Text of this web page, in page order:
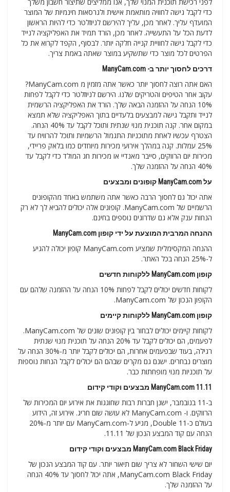
כדי לקבל גישה לחוויה מותאמת אישית ולגרסאות חינמיות של המוצר
המועדף עליך. לאחר מכן, עליך להירשם לניוזלטר כדי להיות הראשון
לדעת הכל על התעשייה. לאחר מכן, הורד תמיד את האפליקציה לנייד
כדי לקבל גישה לחוויית קנייה חלקה יותר. לבסוף, הקפד לקרוא את כל
הפרטים לכל מוצר כדי שתשקיע במוצר שאתה באמת צריך.
דרכים לחסוך יותר ב- ManyCam.com
האם אתה רוצה לחסוך יותר כאשר אתה מזמין מ ManyCam.com?
עקוב אחר הטיפים והטריקים שלנו. הירשם לניוזלטר כדי לקבל לפחות
10% הנחה על ההזמנה הבאה שלך. הורד את האפליקציה הרשמית
לנייד ותקבל גישה למבצעים בלעדיים בתוך האפליקציה שלא תמצא
במקום אחר. קנה תוכנית מנוי שנתית ותוכל לקבל עד 40% הנחה.
הצטרף עכשיו לאחת מתוכניות התגמול הרשמיות ותוכל להרוויח עד
25% עמלות. קנה במהלך אירועי מכירות מיוחדים כמו בלאק פריידי,
מכירות יום הרווקים, סייבר מאנדיי או מכירות חג המולד כדי לקבל עד
40% הנחה על ההזמנה שלך.
על ManyCam.com קופונים ומבצעים
אתה יכול גם לחסוך הרבה כאשר אתה משתמש באחד מהקופונים
הרשמיים של ManyCam.com. קופונים אלה יכולים להביא לך לא רק
הנחות ענק אלא גם שדרוגים נוספים בחינם.
ההנחה המרבית המוצעת על ידי קופון ManyCam.com
ההנחה המקסימלית שמציע ManyCam.com קופון יכולה להגיע
ל-25% הנחה בכל האתר.
קופון ManyCam.com ללקוחות חדשים
לקוחות חדשים יכולים לקבל לפחות 10% הנחה על ההזמנה שלהם עם
הקופון הנכון של ManyCam.com.
קופון ManyCam.com ללקוחות קיימים
לקוחות קיימים יכולים לבחור בין קופונים שונים של ManyCam.com.
לפעמים, הם יכולים לקבל עד 20% הנחה על תוכנית מנוי שנתית
רגילה, בעוד שבפעמים אחרות, הם יכולים לקבל יותר מ-30% הנחה על
מוצרים נבחרים. ישנם גם מקרים שבהם הם יכולים לקבל הנחות נוספות
על תוכניות מנוי מופחתות כבר.
ManyCam.com 11.11 מבצעים וקודי קידום
ב-11 בנובמבר, ישנן חברות רבות שחוגגות את אירוע יום המכירות של
הרווקים. ו- ManyCam.com לא עושה שום חריג. אירוע זה, הידוע
בעולם כ-Double 11, מגיע ל-ManyCam.com עם יותר מ-20%
הנחה עם קוד המבצע הנכון של 11.11.
ManyCam.com Black Friday מבצעים וקודי קידום
יום שישי השחור לא צריך שום תיאור יותר. עם קוד המבצע הנכון של
ManyCam.com Black Friday, אתה יכול לחסוך עד 40% הנחה
על ההזמנה שלך.